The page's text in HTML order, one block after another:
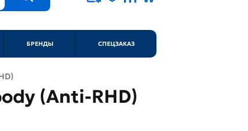
БРЕНДЫ СПЕЦЗАКАЗ
(Anti-RHD)